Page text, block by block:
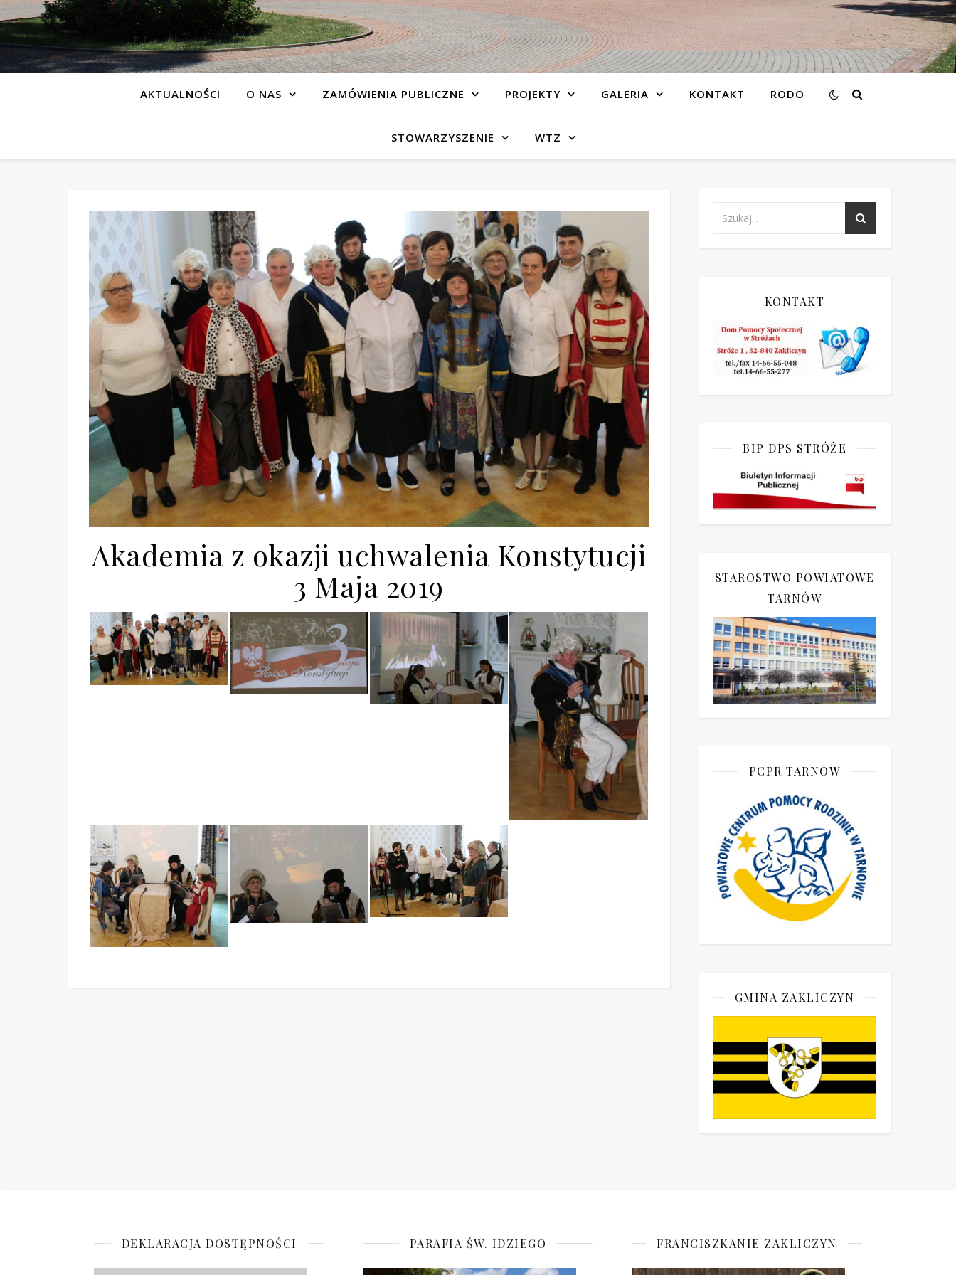
AKTUALNOŚCI O NAS ZAMÓWIENIA PUBLICZNE PROJEKTY GALERIA KONTAKT RODO
STOWARZYSZENIE WTZ
Akademia z okazji uchwalenia Konstytucji
3 Maja 2019
KONTAKT
BIP DPS STRÓŻE
STAROSTWO POWIATOWE
TARNÓW
PCPR TARNÓW
GMINA ZAKLICZYN
DEKLARACJA DOSTĘPNOŚCI PARAFIA ŚW. IDZIEGO FRANCISZKANIE ZAKLICZYN